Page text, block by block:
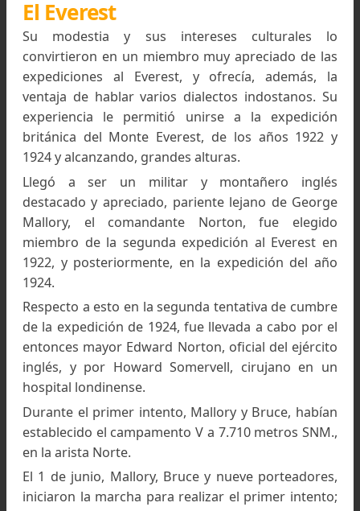
El Everest
Su modestia y sus intereses culturales
convirtieron en un miembro muy apreciado de
expediciones al Everest, y ofrecía,
ventaja de hablar varios dialectos indostanos.
experiencia le permitió unirse a la
británica del Monte Everest, de los años
1924 y alcanzando, grandes alturas.